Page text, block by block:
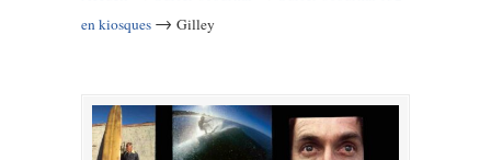
en kiosques → Gilley